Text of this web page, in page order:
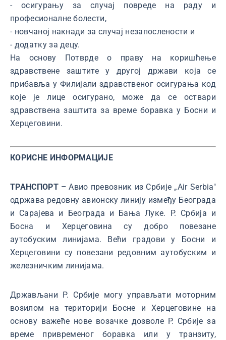
- осигурању за случај повреде на раду и
професионалне болести,
- новчаној накнади за случај незапослености и
- додатку за децу.
На основу Потврде о праву на коришћење
здравствене заштите у другој држави која се
прибавља у Филијали здравственог осигурања код
које је лице осигурано, може да се оствари
здравствена заштита за време боравка у Босни и
Херцеговини.
КОРИСНЕ ИНФОРМАЦИЈЕ
ТРАНСПОРТ – Авио превозник из Србије „Air Serbia"
одржава редовну авионску линију између Београда
и Сарајева и Београда и Бања Луке. Р. Србија и
Босна и Херцеговина су добро повезане
аутобуским линијама. Већи градови у Босни и
Херцеговини су повезани редовним аутобуским и
железничким линијама.
Држављани Р. Србије могу управљати моторним
возилом на територији Босне и Херцеговине на
основу важеће нове возачке дозволе Р. Србије за
време привременог боравка или у транзиту,